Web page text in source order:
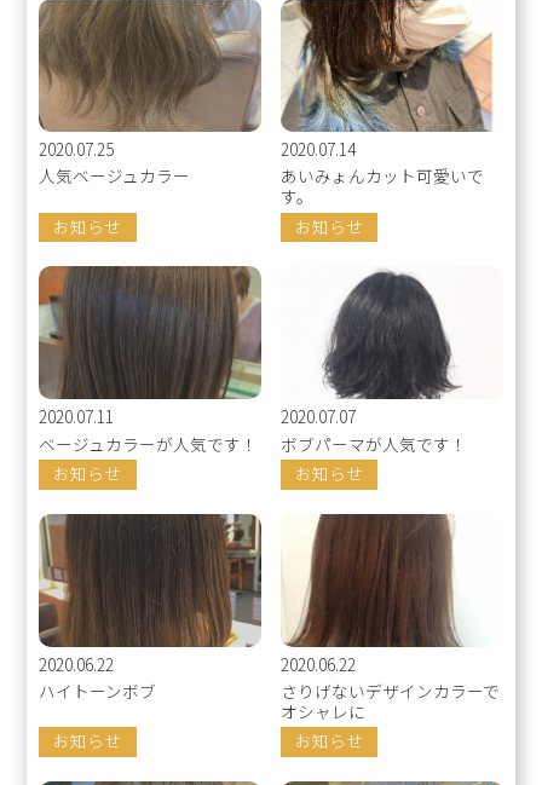
2020.07.25
人気ベージュカラー
お知らせ
2020.07.14
あいみょんカット可愛いで
す。
お知らせ
2020.07.11
ベージュカラーが人気です！
お知らせ
2020.07.07
ボブパーマが人気です！
お知らせ
2020.06.22
ハイトーンボブ
お知らせ
2020.06.22
さりげないデザインカラーで
オシャレに
お知らせ